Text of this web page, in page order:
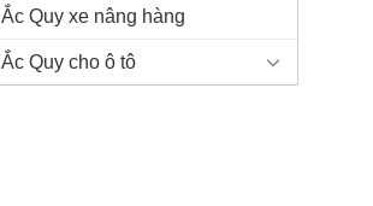
Ắc Quy xe nâng hàng
Ắc Quy cho ô tô